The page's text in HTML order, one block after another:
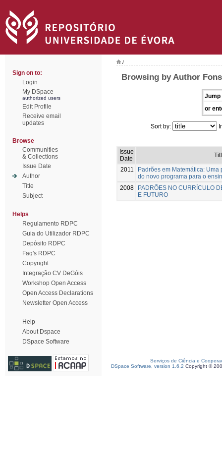
Sign on to:
Login
My DSpace
authorized users
Edit Profile
Receive email
updates
Browse
Communities
& Collections
Issue Date
Author
Title
Subject
Helps
Regulamento RDPC
Guia do Utilizador RDPC
Depósito RDPC
Faq's RDPC
Copyright
Integração CV DeGóis
Workshop Open Access
Open Access Declarations
Newsletter Open Access
Help
About Dspace
DSpace Software
/
Browsing by Author
Jump
or
Sort by:
Issue
Date
2011
Padrões em Matemática:
do novo programa para o
2008
PADRÕES NO CURRÍCULO
E FUTURO
Serviços de Ciência e
DSpace Software, version 1.6.2 Copyright ©